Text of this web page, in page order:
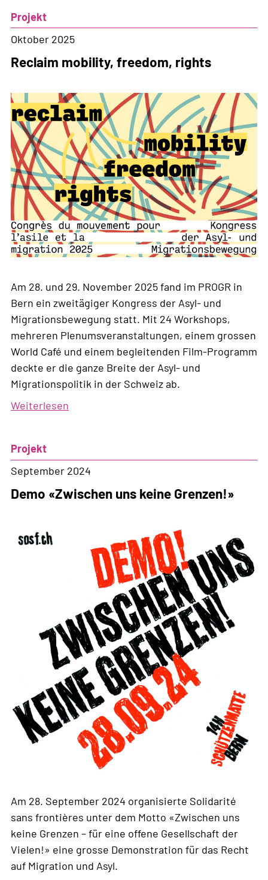
Millionen-
Initiative
Projekt
Oktober 2025
Reclaim mobility, freedom, rights
Am 28. und 29. November 2025 fand im PROGR in
Bern ein zweitägiger Kongress der Asyl- und
Migrationsbewegung statt. Mit 24 Workshops,
mehreren Plenumsveranstaltungen, einem grossen
World Café und einem begleitenden Film-Programm
deckte er die ganze Breite der Asyl- und
Migrationspolitik in der Schweiz ab.
Weiterlesen
rights
Projekt
September 2024
Demo «Zwischen uns keine Grenzen!»
Am 28. September 2024 organisierte Solidarité
sans frontières unter dem Motto «Zwischen uns
keine Grenzen – für eine offene Gesellschaft der
Vielen!» eine grosse Demonstration für das Recht
auf Migration und Asyl.